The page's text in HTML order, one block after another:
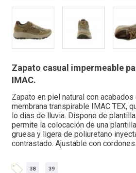
Zapato casual impermeable
IMAC.
Zapato en piel natural con acabados
membrana transpirable IMAC TEX,
lo dias de lluvia. Dispone de
permite la colocación de una
gruesa y ligera de poliuretano
contrastado. Ajustable con cordones.
38 39